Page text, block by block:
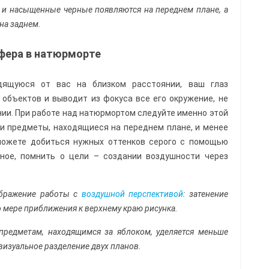
насыщенные черные появляются на переднем плане, а
заднем.
в натюрморте
от вас на близком расстоянии, ваш глаз
и выводит из фокуса все его окружение, не
При работе над натюрмортом следуйте именно этой
предметы, находящиеся на переднем плане, и менее
добиться нужных оттенков серого с помощью
помнить о цели – создании воздушности через
работы с воздушной перспективой: затенение
мере приближения к верхнему краю рисунка.
находящимся за яблоком, уделяется меньше
разделение двух планов.